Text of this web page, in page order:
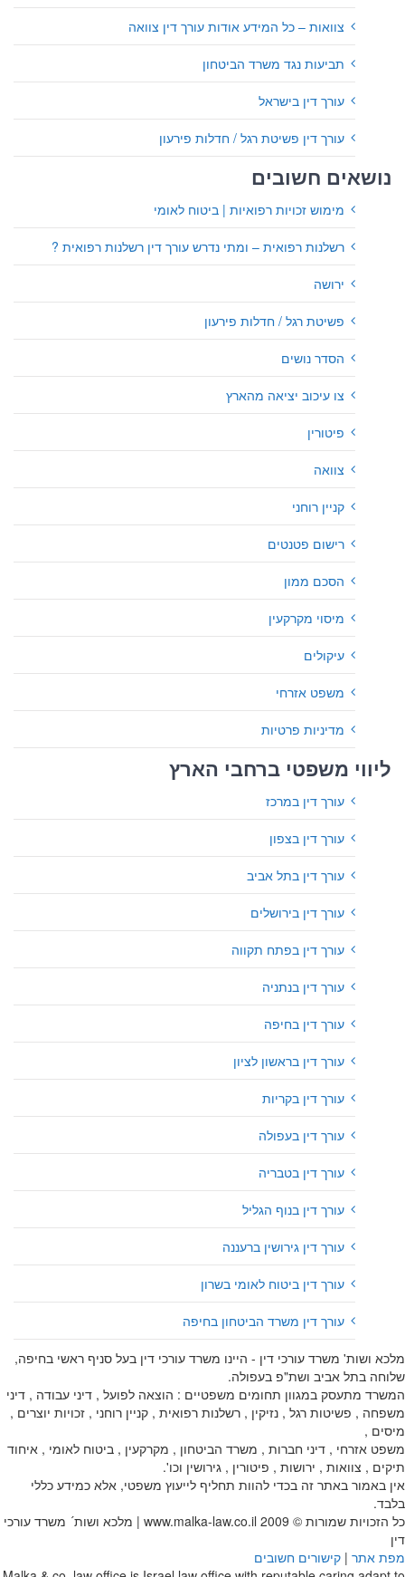
צוואות – כל המידע אודות עורך דין צוואה
תביעות נגד משרד הביטחון
עורך דין בישראל
עורך דין פשיטת רגל / חדלות פירעון
נושאים חשובים
מימוש זכויות רפואיות | ביטוח לאומי
רשלנות רפואית – ומתי נדרש עורך דין רשלנות רפואית ?
ירושה
פשיטת רגל / חדלות פירעון
הסדר נושים
צו עיכוב יציאה מהארץ
פיטורין
צוואה
קניין רוחני
רישום פטנטים
הסכם ממון
מיסוי מקרקעין
עיקולים
משפט אזרחי
מדיניות פרטיות
ליווי משפטי ברחבי הארץ
עורך דין במרכז
עורך דין בצפון
עורך דין בתל אביב
עורך דין בירושלים
עורך דין בפתח תקווה
עורך דין בנתניה
עורך דין בחיפה
עורך דין בראשון לציון
עורך דין בקריות
עורך דין בעפולה
עורך דין בטבריה
עורך דין בנוף הגליל
עורך דין גירושין ברעננה
עורך דין ביטוח לאומי בשרון
עורך דין משרד הביטחון בחיפה
מלכא ושות' משרד עורכי דין - היינו משרד עורכי דין בעל סניף ראשי בחיפה,
שלוחה בתל אביב ושת"פ בעפולה.
המשרד מתעסק במגוון תחומים משפטיים : הוצאה לפועל , דיני עבודה , דיני
משפחה , פשיטות רגל , נזיקין , רשלנות רפואית , קניין רוחני , זכויות יוצרים ,
מיסים ,
משפט אזרחי , דיני חברות , משרד הביטחון , מקרקעין , ביטוח לאומי , איחוד
תיקים , צוואות , ירושות , פיטורין , גירושין וכו'.
אין באמור באתר זה בכדי להוות תחליף לייעוץ משפטי, אלא כמידע כללי
בלבד.
כל הזכויות שמורות © 2009
www.malka-law.co.il | מלכא ושות´ משרד עורכי
דין
מפת אתר | קישורים חשובים